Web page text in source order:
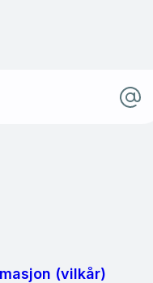
(vilkår)